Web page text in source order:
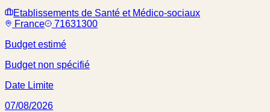
Etablissements de Santé et Médico-sociaux
France
71631300
Budget estimé
Budget non spécifié
Date Limite
07/08/2026